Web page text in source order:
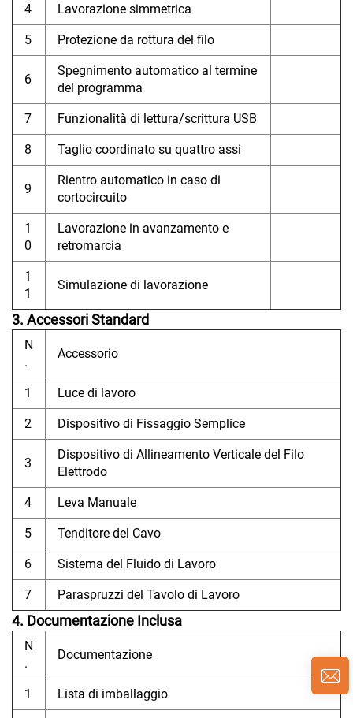
4 Lavorazione simmetrica
5 Protezione da rottura del filo
6
Spegnimento automatico al termine
del programma
7 Funzionalità di lettura/scrittura USB
8 Taglio coordinato su quattro assi
9
Rientro automatico in caso di
cortocircuito
1
0
Lavorazione in avanzamento e
retromarcia
1
1
Simulazione di lavorazione
3. Accessori Standard
N
.
Accessorio
1 Luce di lavoro
2 Dispositivo di Fissaggio Semplice
3
Dispositivo di Allineamento Verticale del Filo
Elettrodo
4 Leva Manuale
5 Tenditore del Cavo
6 Sistema del Fluido di Lavoro
7 Paraspruzzi del Tavolo di Lavoro
4. Documentazione Inclusa
N
.
Documentazione
1 Lista di imballaggio